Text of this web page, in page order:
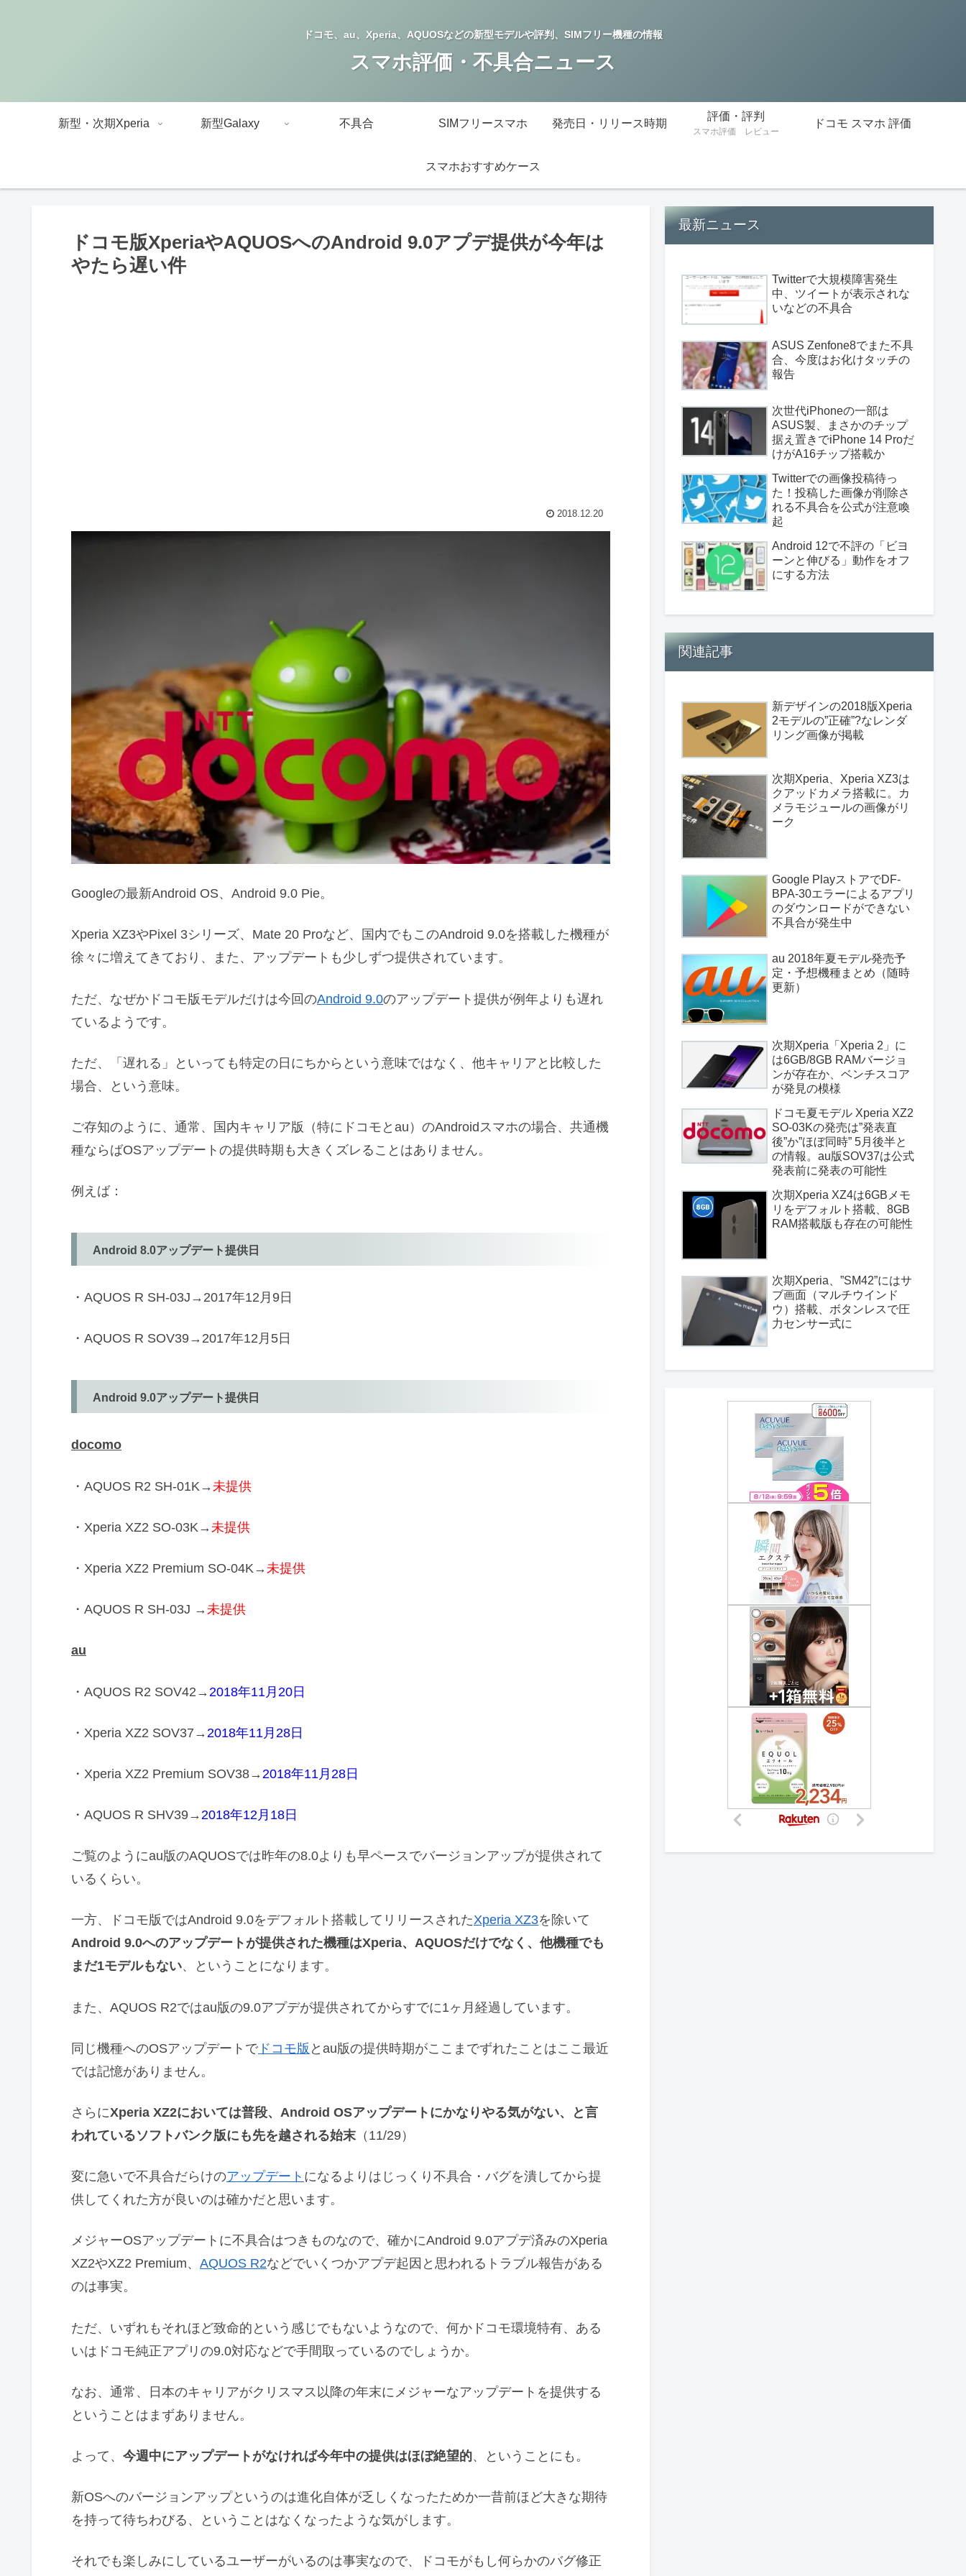
ドコモ、au、Xperia、AQUOSなどの新型モデルや評判、SIMフリー機種の情報
スマホ評価・不具合ニュース
新型・次期Xperia 新型Galaxy 不具合 SIMフリースマホ 発売日・リリース時期
評価・評判
スマホ評価 レビュー
ドコモ スマホ 評価
スマホおすすめケース
ドコモ版XperiaやAQUOSへのAndroid 9.0アプデ提供が今年は
やたら遅い件
2018.12.20
Googleの最新Android OS、Android 9.0 Pie。
Xperia XZ3やPixel 3シリーズ、Mate 20 Proなど、国内でもこのAndroid 9.0を搭載した機種が
徐々に増えてきており、また、アップデートも少しずつ提供されています。
ただ、なぜかドコモ版モデルだけは今回のAndroid 9.0のアップデート提供が例年よりも遅れ
ているようです。
ただ、「遅れる」といっても特定の日にちからという意味ではなく、他キャリアと比較した
場合、という意味。
ご存知のように、通常、国内キャリア版（特にドコモとau）のAndroidスマホの場合、共通機
種ならばOSアップデートの提供時期も大きくズレることはありません。
例えば：
Android 8.0アップデート提供日
・AQUOS R SH-03J→2017年12月9日
・AQUOS R SOV39→2017年12月5日
Android 9.0アップデート提供日
docomo
・AQUOS R2 SH-01K→ 未提供
・Xperia XZ2 SO-03K→ 未提供
・Xperia XZ2 Premium SO-04K→ 未提供
・AQUOS R SH-03J →未提供
au
・AQUOS R2 SOV42→ 2018年11月20日
・Xperia XZ2 SOV37→ 2018年11月28日
・Xperia XZ2 Premium SOV38→ 2018年11月28日
・AQUOS R SHV39→2018年12月18日
ご覧のようにau版のAQUOSでは昨年の8.0よりも早ペースでバージョンアップが提供されて
いるくらい。
一方、ドコモ版ではAndroid 9.0をデフォルト搭載してリリースされたXperia XZ3を除いて
Android 9.0へのアップデートが提供された機種はXperia、AQUOSだけでなく、他機種でも
まだ1モデルもない、ということになります。
また、AQUOS R2ではau版の9.0アプデが提供されてからすでに1ヶ月経過しています。
同じ機種へのOSアップデートでドコモ版 とau版の提供時期がここまでずれたことはここ最近
では記憶がありません。
さらにXperia XZ2においては普段、Android OSアップデートにかなりやる気がない、と言
われているソフトバンク版にも先を越される始末（11/29）
変に急いで不具合だらけのアップデート になるよりはじっくり不具合・バグを潰してから提
供してくれた方が良いのは確かだと思います。
メジャーOSアップデートに不具合はつきものなので、確かにAndroid 9.0アプデ済みのXperia
XZ2やXZ2 Premium、 AQUOS R2などでいくつかアプデ起因と思われるトラブル報告がある
のは事実。
ただ、いずれもそれほど致命的という感じでもないようなので、何かドコモ環境特有、ある
いはドコモ純正アプリの9.0対応などで手間取っているのでしょうか。
なお、通常、日本のキャリアがクリスマス以降の年末にメジャーなアップデートを提供する
ということはまずありません。
よって、 今週中にアップデートがなければ今年中の提供はほぼ絶望的、ということにも。
新OSへのバージョンアップというのは進化自体が乏しくなったためか一昔前ほど大きな期待
を持って待ちわびる、ということはなくなったような気がします。
それでも楽しみにしているユーザーがいるのは事実なので、ドコモがもし何らかのバグ修正
最新ニュース
Twitterで大規模障害発生
中、ツイートが表示されな
いなどの不具合
ASUS Zenfone8でまた不具
合、今度はお化けタッチの
報告
次世代iPhoneの一部は
ASUS製、まさかのチップ
据え置きでiPhone 14 Proだ
けがA16チップ搭載か
Twitterでの画像投稿待っ
た！投稿した画像が削除さ
れる不具合を公式が注意喚
起
Android 12で不評の「ビヨ
ーンと伸びる」動作をオフ
にする方法
関連記事
新デザインの2018版Xperia
2モデルの”正確”?なレンダ
リング画像が掲載
次期Xperia、Xperia XZ3は
クアッドカメラ搭載に。カ
メラモジュールの画像がリ
ーク
Google PlayストアでDF-
BPA-30エラーによるアプリ
のダウンロードができない
不具合が発生中
au 2018年夏モデル発売予
定・予想機種まとめ（随時
更新）
次期Xperia「Xperia 2」に
は6GB/8GB RAMバージョ
ンが存在か、ベンチスコア
が発見の模様
ドコモ夏モデル Xperia XZ2
SO-03Kの発売は”発表直
後”か”ほぼ同時” 5月後半と
の情報。au版SOV37は公式
発表前に発表の可能性
次期Xperia XZ4は6GBメモ
リをデフォルト搭載、8GB
RAM搭載版も存在の可能性
次期Xperia、”SM42”にはサ
ブ画面（マルチウインド
ウ）搭載、ボタンレスで圧
力センサー式に